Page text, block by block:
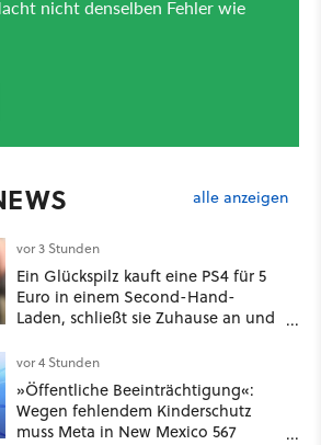
alle anzeigen
vor 3 Stunden
Ein Glückspilz kauft eine PS4 für 5
Euro in einem Second-Hand-
Laden, schließt sie Zuhause an und
funktionierende PlayStation [Best of
GameStar]
vor 4 Stunden
»Öffentliche Beeinträchtigung«:
Wegen fehlendem Kinderschutz
muss Meta in New Mexico 567